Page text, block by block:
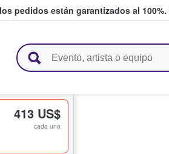
pedidos están garantizados al 100%.
413 US$
cada uno